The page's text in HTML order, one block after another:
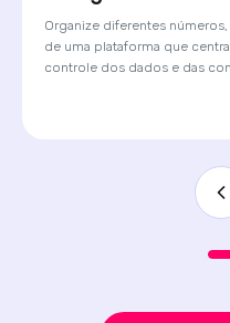
Quando o cliente chega por
a Huggy mostra qual
atendente sabe o contexto